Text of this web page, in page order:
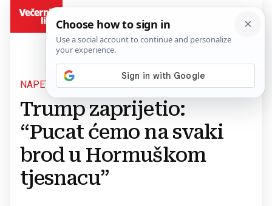
NAPETO U HORMUZU
Trump zaprijetio:
“Pucat ćemo na svaki
brod u Hormuškom
tjesnacu”